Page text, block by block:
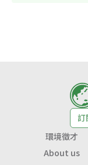
訂
環境徵才
About us